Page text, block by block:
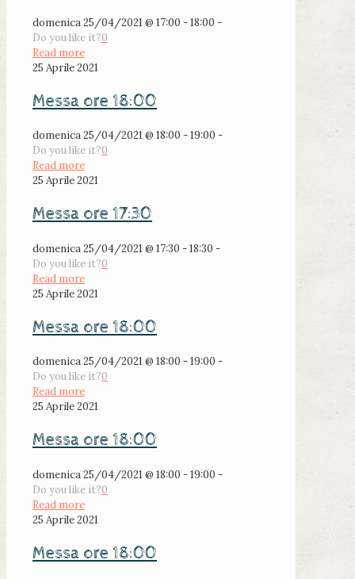
domenica 25/04/2021 @ 17:00 - 18:00 -
Do you like it?0
Read more
25 Aprile 2021
Messa ore 18:00
domenica 25/04/2021 @ 18:00 - 19:00 -
Do you like it?0
Read more
25 Aprile 2021
Messa ore 17:30
domenica 25/04/2021 @ 17:30 - 18:30 -
Do you like it?0
Read more
25 Aprile 2021
Messa ore 18:00
domenica 25/04/2021 @ 18:00 - 19:00 -
Do you like it?0
Read more
25 Aprile 2021
Messa ore 18:00
domenica 25/04/2021 @ 18:00 - 19:00 -
Do you like it?0
Read more
25 Aprile 2021
Messa ore 18:00